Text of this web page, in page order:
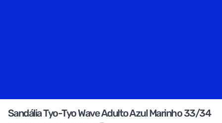
Sandália Tyo-Tyo Wave Adulto Azul Marinho 33/34